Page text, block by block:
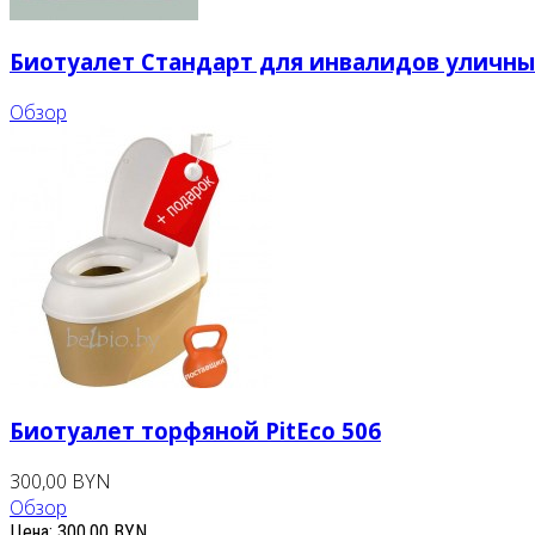
Биотуалет Стандарт для инвалидов
Обзор
Биотуалет торфяной PitEco 506
300,00 BYN
Обзор